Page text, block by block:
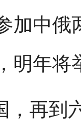
加中俄
明年将
，再到